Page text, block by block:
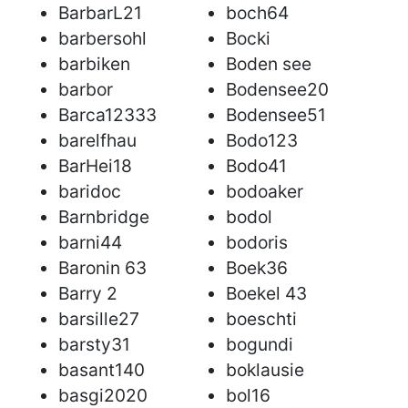
BarbarL21
barbersohl
barbiken
barbor
Barca12333
barelfhau
BarHei18
baridoc
Barnbridge
barni44
Baronin 63
Barry 2
barsille27
barsty31
basant140
basgi2020
boch64
Bocki
Boden see
Bodensee20
Bodensee51
Bodo123
Bodo41
bodoaker
bodol
bodoris
Boek36
Boekel 43
boeschti
bogundi
boklausie
bol16